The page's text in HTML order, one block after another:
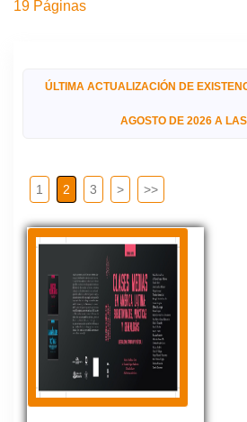
19 Páginas
ÚLTIMA ACTUALIZACIÓN DE
AGOSTO DE 2026 A
1 2 3 > >>